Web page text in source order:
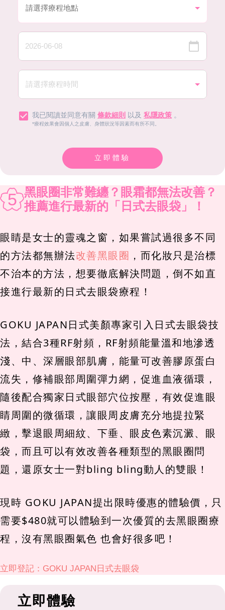
我已閱讀並同意有關 條款細則 以及 私隱政策 。
*療程效果會因個人之皮膚、身體狀況等因素而有所不同。
立即體驗
5 黑眼圈非常難纏？眼霜都無法改善？
推薦進行最新的「日式去眼袋」！
眼睛是女士的靈魂之窗，如果嘗試過很多不同
的方法都無辦法改善黑眼圈 ，而化妝只是治標
不治本的方法，想要徹底解決問題，倒不如直
接進行最新的日式去眼袋療程！
GOKU JAPAN日式美顏專家引入日式去眼袋技
法，結合3種RF射頻，RF射頻能量溫和地滲透
淺、中、深層眼部肌膚，能量可改善膠原蛋白
流失，修補眼部周圍彈力網，促進血液循環，
隨後配合獨家日式眼部穴位按壓，有效促進眼
睛周圍的微循環，讓眼周皮膚充分地提拉緊
緻，擊退眼周細紋、下垂、眼皮色素沉澱、眼
袋，而且可以有效改善各種類型的黑眼圈問
題，還原女士一對bling bling動人的雙眼！
現時 GOKU JAPAN提出限時優惠的體驗價，只
需要$480就可以體驗到一次優質的去黑眼圈療
程，沒有黑眼圈氣色 也會好很多吧！
立即登記：GOKU JAPAN日式去眼袋
立即體驗